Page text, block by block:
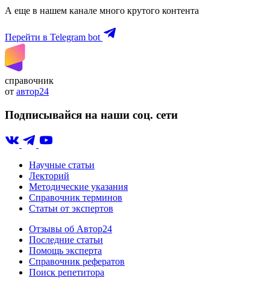
А еще в нашем канале много крутого контента
Перейти в Telegram bot
справочник
от автор24
Подписывайся на наши соц. сети
Научные статьи
Лекторий
Методические указания
Справочник терминов
Статьи от экспертов
Отзывы об Автор24
Последние статьи
Помощь эксперта
Справочник рефератов
Поиск репетитора